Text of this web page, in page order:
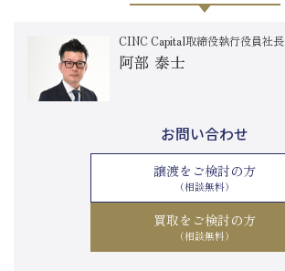
CINC Capital取締役執行役員社長
阿部 泰士
お問い合わせ
譲渡をご検討の方
（相談無料）
買取をご検討の方
（相談無料）